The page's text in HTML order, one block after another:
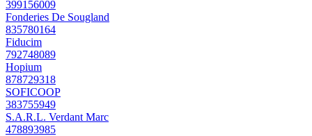
399156009
Fonderies De Sougland
835780164
Fiducim
792748089
Hopium
878729318
SOFICOOP
383755949
S.A.R.L. Verdant Marc
478893985